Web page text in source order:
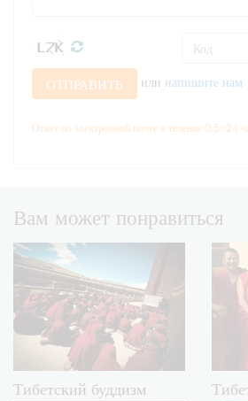
ОТПРАВИТЬ или напишите нам
Ответ по электронной почте в течение 0.5~24
Вам может понравиться
Тибетский буддизм